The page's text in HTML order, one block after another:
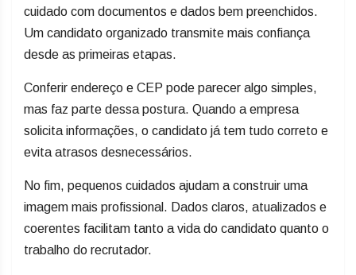
cuidado com documentos e dados bem preenchidos.
Um candidato organizado transmite mais confiança
desde as primeiras etapas.
Conferir endereço e CEP pode parecer algo simples,
mas faz parte dessa postura. Quando a empresa
solicita informações, o candidato já tem tudo correto e
evita atrasos desnecessários.
No fim, pequenos cuidados ajudam a construir uma
imagem mais profissional. Dados claros, atualizados e
coerentes facilitam tanto a vida do candidato quanto o
trabalho do recrutador.